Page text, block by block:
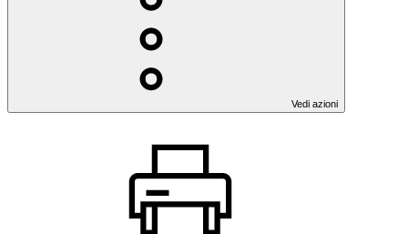
Vedi azioni